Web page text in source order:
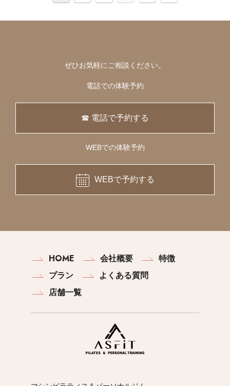
ぜひお気軽にご相談ください。
電話での体験予約
☎ 電話で予約する
WEBでの体験予約
WEBで予約する
HOME 会社概要
特徴
プラン
よくある質問
店舗一覧